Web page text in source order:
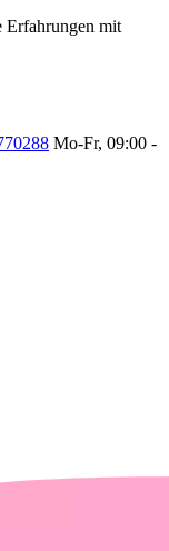
Erfahrungen mit
Mo-Fr, 09:00 -